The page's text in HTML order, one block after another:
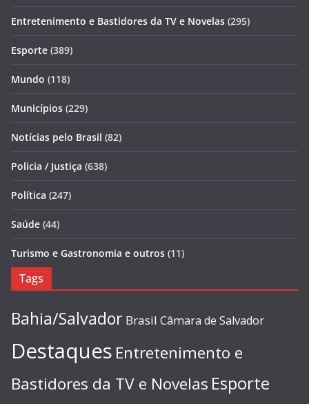
Entretenimento e Bastidores da TV e Novelas (295)
Esporte (389)
Mundo (118)
Municípios (229)
Notícias pelo Brasil (82)
Policia / Justiça (638)
Política (247)
Saúde (44)
Turismo e Gastronomia e outros (11)
Tags
Bahia/Salvador Brasil Câmara de Salvador
Destaques Entretenimento e
Bastidores da TV e Novelas Esporte